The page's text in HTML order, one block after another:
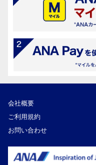
会社概要
ご利用規約
お問い合わせ